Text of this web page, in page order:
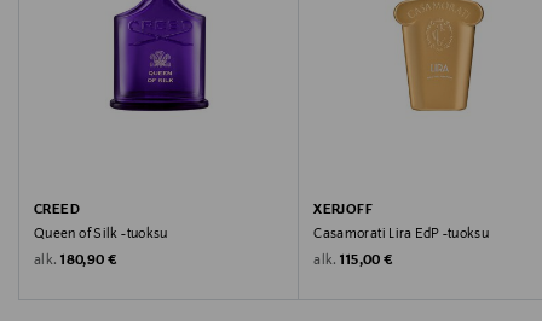
info@insanto.se
hajuvesi, naisten tuoksut, ylellisyys, puuvivahteet,
CREED
Queen of Silk -tuoksu
alk. Original Price
180,90 €
XERJOFF
Casamorati Lira EdP -tuoksu
alk. Original Price
115,00 €